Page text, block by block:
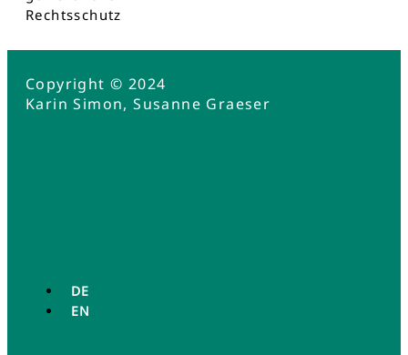
Rechtsschutz
Copyright © 2024
Karin Simon, Susanne Graeser
DE
EN